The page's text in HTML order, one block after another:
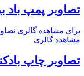
تصاویر پمپ باد
برای مشاهده گالری
مشاهده گالری
تصاویر چاپ